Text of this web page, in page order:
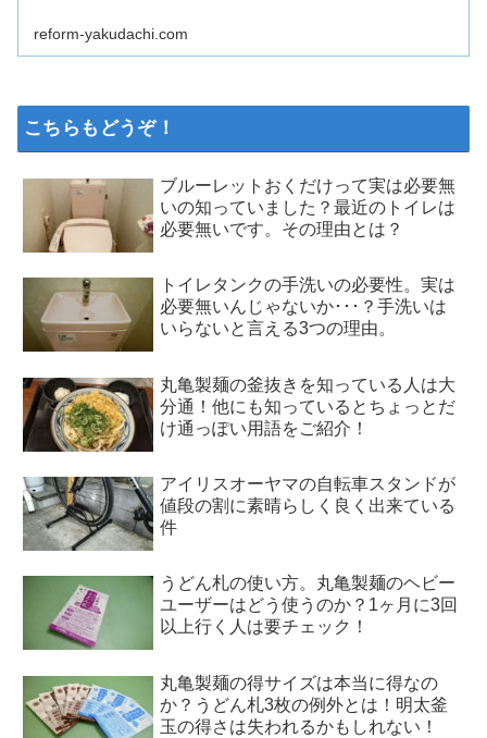
reform-yakudachi.com
こちらもどうぞ！
ブルーレットおくだけって実は必要無
いの知っていました？最近のトイレは
必要無いです。その理由とは？
トイレタンクの手洗いの必要性。実は
必要無いんじゃないか･･･？手洗いは
いらないと言える3つの理由。
丸亀製麺の釜抜きを知っている人は大
分通！他にも知っているとちょっとだ
け通っぽい用語をご紹介！
アイリスオーヤマの自転車スタンドが
値段の割に素晴らしく良く出来ている
件
うどん札の使い方。丸亀製麺のヘビー
ユーザーはどう使うのか？1ヶ月に3回
以上行く人は要チェック！
丸亀製麺の得サイズは本当に得なの
か？うどん札3枚の例外とは！明太釜
玉の得さは失われるかもしれない！